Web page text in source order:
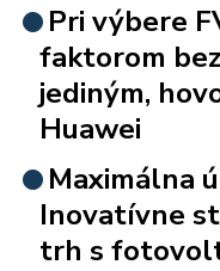
Pri výbere
faktorom
jediným,
Huawei
Maximálna
Inovatívne
trh s